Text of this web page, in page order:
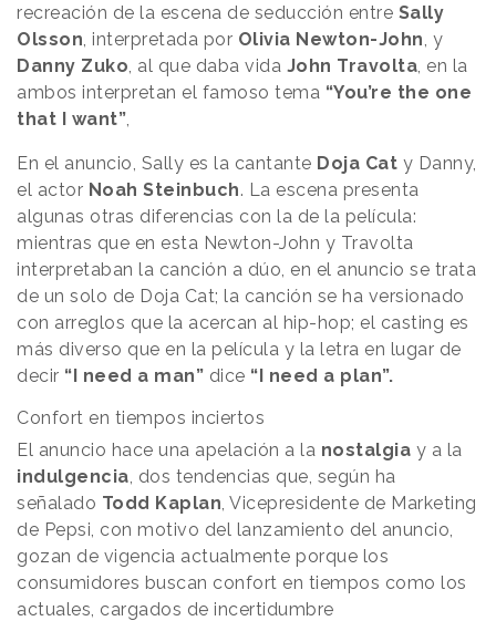
recreación de la escena de seducción entre Sally
Olsson, interpretada por Olivia Newton-John, y
Danny Zuko, al que daba vida John Travolta, en la
ambos interpretan el famoso tema “You’re the one
that I want”,
En el anuncio, Sally es la cantante Doja Cat y Danny,
el actor Noah Steinbuch. La escena presenta
algunas otras diferencias con la de la película:
mientras que en esta Newton-John y Travolta
interpretaban la canción a dúo, en el anuncio se trata
de un solo de Doja Cat; la canción se ha versionado
con arreglos que la acercan al hip-hop; el casting es
más diverso que en la película y la letra en lugar de
decir “I need a man” dice “I need a plan”.
Confort en tiempos inciertos
El anuncio hace una apelación a la nostalgia y a la
indulgencia, dos tendencias que, según ha
señalado Todd Kaplan, Vicepresidente de Marketing
de Pepsi, con motivo del lanzamiento del anuncio,
gozan de vigencia actualmente porque los
consumidores buscan confort en tiempos como los
actuales, cargados de incertidumbre